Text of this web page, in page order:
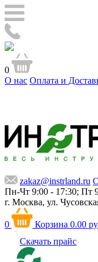
0
О нас Оплата и
zakaz@instrland.ru
Пн-Чт 9:00 - 17:30; Пт
г. Москва, ул.
0 Корзина 0.00
Скачать прайс